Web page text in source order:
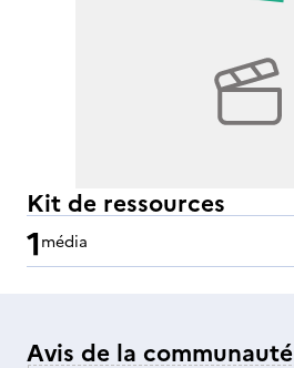
Kit de ressources
1média
Avis de la communauté